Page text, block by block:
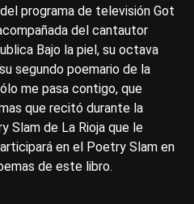
programa de televisión Got
del cantautor
Bajo la piel, su octava
segundo poemario de la
me pasa contigo, que
que recitó durante la
Slam de La Rioja que le
en el Poetry Slam en
de este libro.